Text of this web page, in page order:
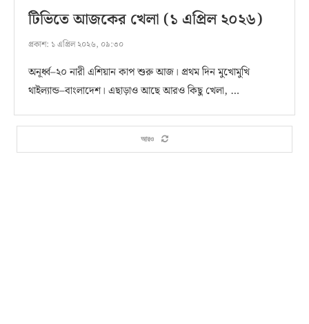
টিভিতে আজকের খেলা (১ এপ্রিল ২০২৬)
প্রকাশ: ১ এপ্রিল ২০২৬, ০৯:৩০
অনূর্ধ্ব–২০ নারী এশিয়ান কাপ শুরু আজ। প্রথম দিন মুখোমুখি
থাইল্যান্ড–বাংলাদেশ। এছাড়াও আছে আরও কিছু খেলা, …
আরও